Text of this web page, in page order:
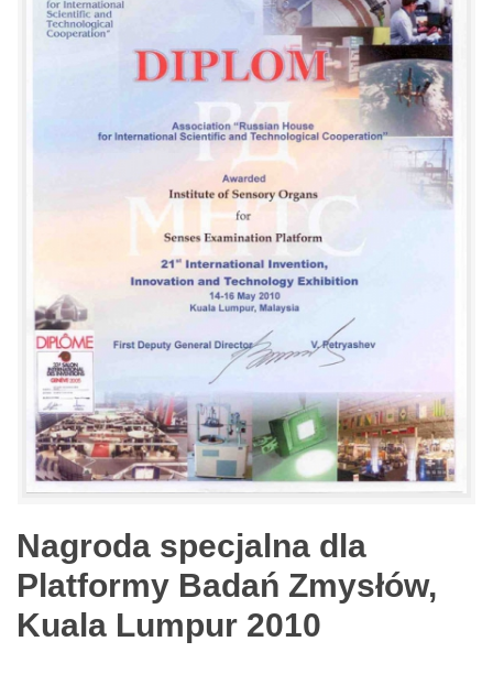
Nagroda specjalna dla
Platformy Badań Zmysłów,
Kuala Lumpur 2010